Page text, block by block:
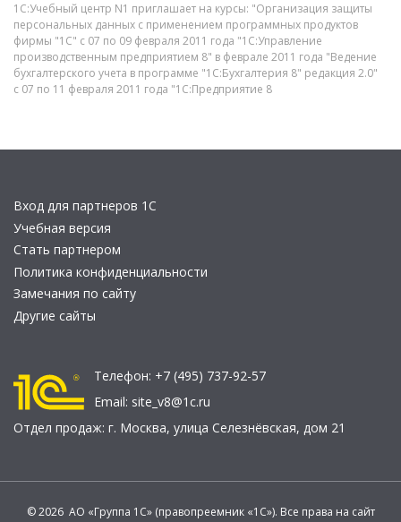
1С:Учебный центр N1 приглашает на курсы: "Организация защиты
персональных данных с применением программных продуктов
фирмы "1С" с 07 по 09 февраля 2011 года "1С:Управление
производственным предприятием 8" в феврале 2011 года "Ведение
бухгалтерского учета в программе "1С:Бухгалтерия 8" редакция 2.0"
с 07 по 11 февраля 2011 года "1С:Предприятие 8
Вход для партнеров 1С
Учебная версия
Стать партнером
Политика конфиденциальности
Замечания по сайту
Другие сайты
Телефон: +7 (495) 737-92-57
Email: site_v8@1c.ru
Отдел продаж: г. Москва, улица Селезнёвская, дом 21
© 2026 АО «Группа 1С» (правопреемник «1С»). Все права на сайт